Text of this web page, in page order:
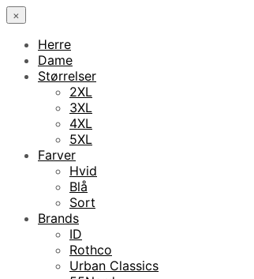
×
Herre
Dame
Størrelser
2XL
3XL
4XL
5XL
Farver
Hvid
Blå
Sort
Brands
ID
Rothco
Urban Classics